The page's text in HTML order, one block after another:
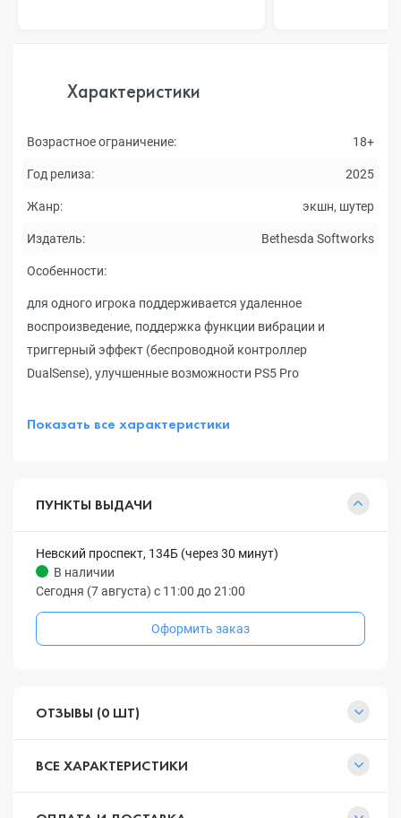
Характеристики
Возрастное ограничение: 18+
Год релиза: 2025
Жанр: экшн, шутер
Издатель: Bethesda Softworks
Особенности:
для одного игрока поддерживается удаленное
воспроизведение, поддержка функции вибрации и
триггерный эффект (беспроводной контроллер
DualSense), улучшенные возможности PS5 Pro
Показать все характеристики
ПУНКТЫ ВЫДАЧИ
Невский проспект, 134Б (через 30 минут)
В наличии
Сегодня (7 августа) с 11:00 до 21:00
Оформить заказ
ОТЗЫВЫ (0 ШТ)
ВСЕ ХАРАКТЕРИСТИКИ